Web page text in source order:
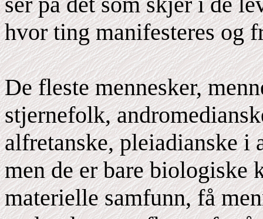
hvor ting manifesteres og
De fleste mennesker,
stjernefolk,
alfretanske, pleiadianske i
men de er bare biologiske
materielle samfunn, få